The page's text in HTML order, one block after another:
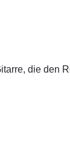
die den